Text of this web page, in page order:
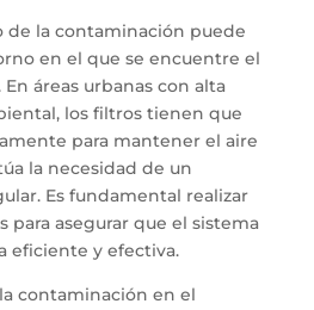
de la contaminación puede
en el que se encuentre el
áreas urbanas con alta
los filtros tienen que
para mantener el aire
la necesidad de un
Es fundamental realizar
para asegurar que el sistema
eficiente y efectiva.
contaminación en el